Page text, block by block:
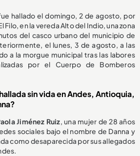
hallado el domingo, 2 de agosto, por
en la vereda Alto del Indio, una zona
del casco urbano del municipio de
el lunes, 3 de agosto, a las
a la morgue municipal tras las labores
por el Cuerpo de Bomberos
sin vida en Andes, Antioquia,
Jiménez Ruiz, una mujer de 28 años
sociales bajo el nombre de Danna y
como desaparecida por sus allegados